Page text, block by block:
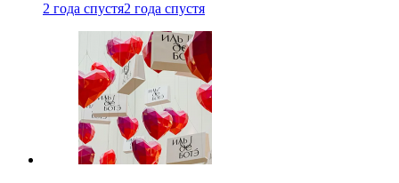
2 года спустя2 года спустя